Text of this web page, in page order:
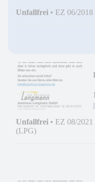
Unfallfrei • EZ 06/2018
Unfallfrei • EZ 08/2021
(LPG)